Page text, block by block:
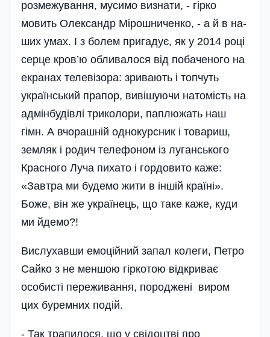
розмежування, мусимо визнати, - гірко
мовить Олександр Мірошниченко, - а й в на­
ших умах. І з болем пригадує, як у 2014 році
серце кров’ю обливалося від побаченого на
екранах телевізора: зривають і топчуть
український прапор, вивішуючи натомість на
адмінбудівлі триколори, паплюжать наш
гімн. А вчорашній однокурсник і товариш,
земляк і родич телефоном із луганського
Красного Луча пихато і гордовито каже:
«Завтра ми будемо жити в іншій країні».
Боже, він же українець, що таке каже, куди
ми йдемо?!
Вислухавши емоційний запал колеги, Петро
Сайко з не меншою гіркотою відкриває
особисті переживання, породжені виром
цих буремних подій.
- Так трапилося, що у свідоцтві про